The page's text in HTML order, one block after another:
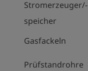
Stromerzeuger/-
speicher
Gasfackeln
Prüfstandrohre